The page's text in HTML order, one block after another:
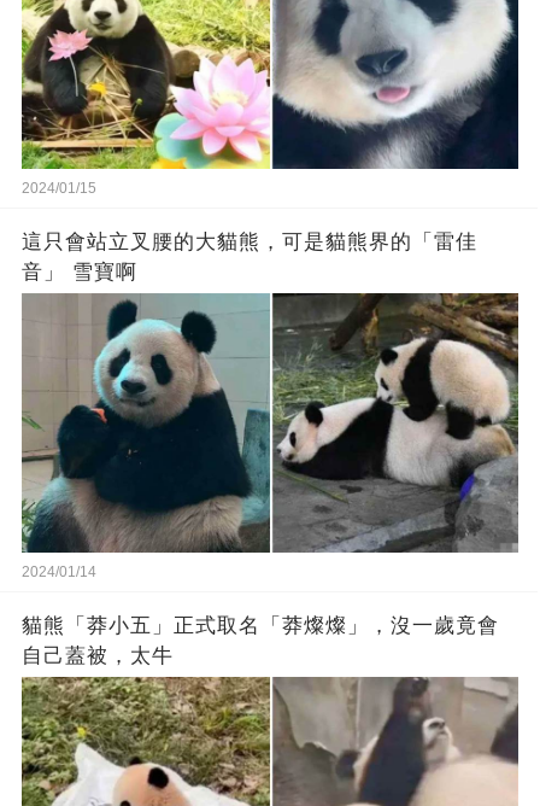
2024/01/15
這只會站立叉腰的大貓熊，可是貓熊界的「雷佳
音」 雪寶啊
2024/01/14
貓熊「莽小五」正式取名「莽燦燦」，沒一歲竟會
自己蓋被，太牛